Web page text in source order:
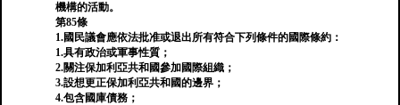
機構的活動。
第85條
1.國民議會應依法批准或退出所有符合下列條件的國際條約：
1.具有政治或軍事性質；
2.關注保加利亞共和國參加國際組織；
3.設想更正保加利亞共和國的邊界；
4.包含國庫債務；